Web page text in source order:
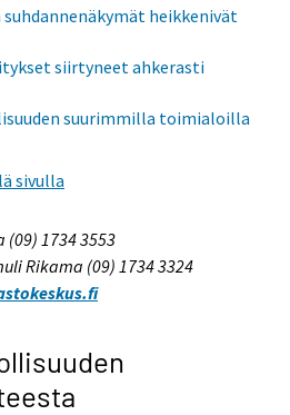
heikkenivät
siirtyneet ahkerasti
suurimmilla toimialoilla
sivulla
1734 3553
Rikama (09) 1734 3324